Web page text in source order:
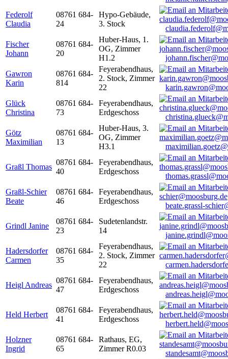
Federolf
Claudia
08761 684-
24
Hypo-Gebäude,
3. Stock
Fischer
Johann
08761 684-
20
Huber-Haus, 1.
OG, Zimmer
H1.2
Gawron
Karin
08761 684-
814
Feyerabendhaus,
2. Stock, Zimmer
22
Glück
Christina
08761 684-
73
Feyerabendhaus,
Erdgeschoss
Götz
Maximilian
08761 684-
13
Huber-Haus, 3.
OG, Zimmer
H3.1
Graßl Thomas
08761 684-
40
Feyerabendhaus,
Erdgeschoss
Graßl-Schier
Beate
08761 684-
46
Feyerabendhaus,
Erdgeschoss
beate.grassl-
Grindl Janine
08761 684-
23
Sudetenlandstr.
14
Hadersdorfer
Carmen
08761 684-
35
Feyerabendhaus,
2. Stock, Zimmer
22
Heigl Andreas
08761 684-
47
Feyerabendhaus,
Erdgeschoss
Held Herbert
08761 684-
41
Feyerabendhaus,
Erdgeschoss
Holzner
Ingrid
08761 684-
65
Rathaus, EG,
Zimmer R0.03